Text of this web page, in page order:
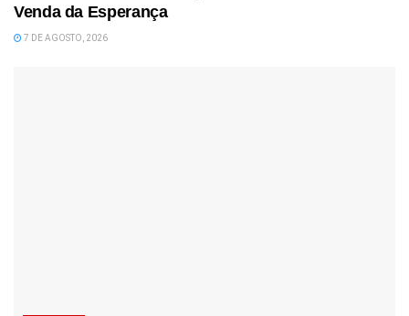
Venda da Esperança
7 DE AGOSTO, 2026